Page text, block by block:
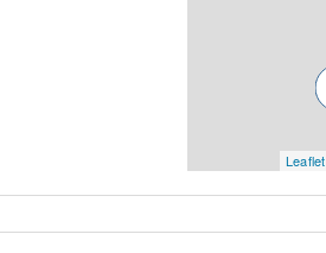
Leaflet